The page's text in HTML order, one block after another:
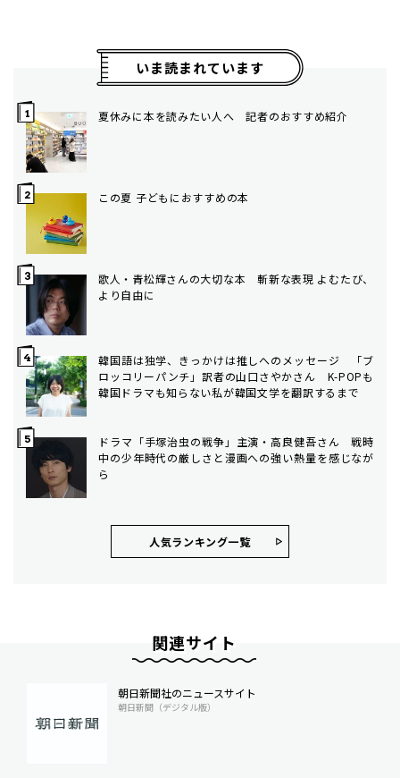
いま読まれています
夏休みに本を読みたい人へ 記者のおすすめ紹介
この夏 子どもにおすすめの本
歌人・青松輝さんの大切な本 斬新な表現 よむたび、
より自由に
韓国語は独学、きっかけは推しへのメッセージ 「ブ
ロッコリーパンチ」訳者の山口さやかさん K-POPも
韓国ドラマも知らない私が韓国文学を翻訳するまで
ドラマ「手塚治虫の戦争」主演・高良健吾さん 戦時
中の少年時代の厳しさと漫画への強い熱量を感じなが
ら
人気ランキング⼀覧
関連サイト
朝日新聞社のニュースサイト
朝日新聞（デジタル版）